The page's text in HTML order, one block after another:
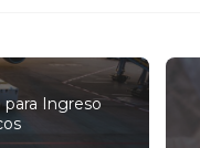
Ingreso